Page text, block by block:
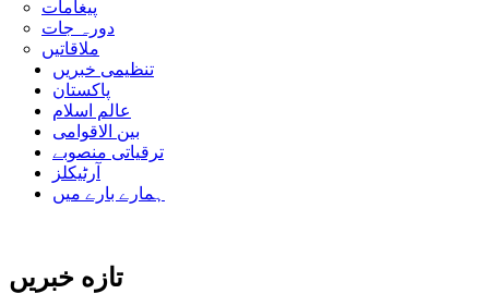
پیغامات
دورہ جات
ملاقاتیں
تنظیمی خبریں
پاکستان
عالم اسلام
بین الاقوامی
ترقیاتی منصوبے
آرٹیکلز
ہمارے بارے میں
تازه خبریں